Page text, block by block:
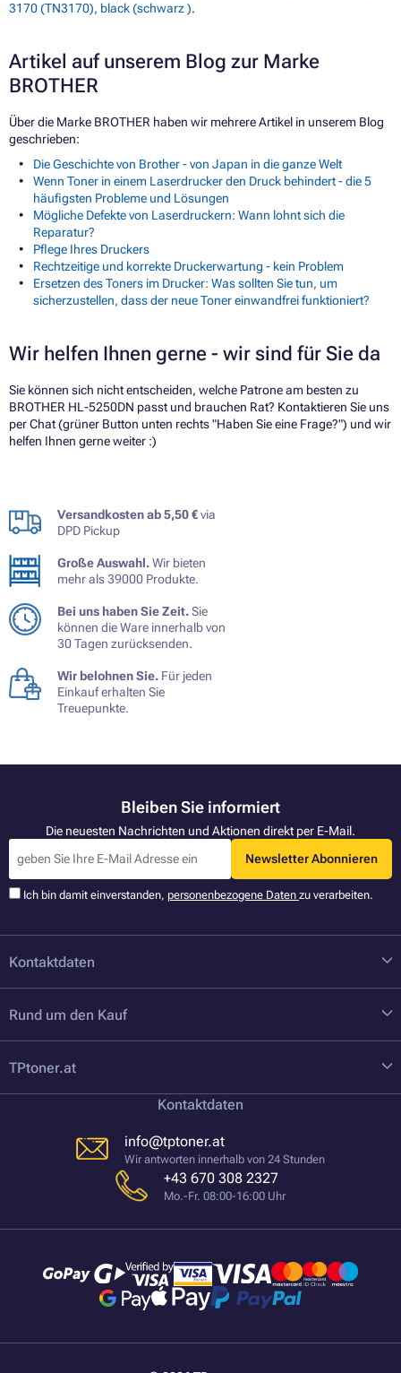
3170 (TN3170), black (schwarz ).
Artikel auf unserem Blog zur Marke
BROTHER
Über die Marke BROTHER haben wir mehrere Artikel in unserem Blog
geschrieben:
Die Geschichte von Brother - von Japan in die ganze Welt
Wenn Toner in einem Laserdrucker den Druck behindert - die 5
häufigsten Probleme und Lösungen
Mögliche Defekte von Laserdruckern: Wann lohnt sich die
Reparatur?
Pflege Ihres Druckers
Rechtzeitige und korrekte Druckerwartung - kein Problem
Ersetzen des Toners im Drucker: Was sollten Sie tun, um
sicherzustellen, dass der neue Toner einwandfrei funktioniert?
Wir helfen Ihnen gerne - wir sind für Sie da
Sie können sich nicht entscheiden, welche Patrone am besten zu
BROTHER HL-5250DN passt und brauchen Rat? Kontaktieren Sie uns
per Chat (grüner Button unten rechts "Haben Sie eine Frage?") und wir
helfen Ihnen gerne weiter :)
Versandkosten ab 5,50 €via
DPD Pickup
Große Auswahl.Wir bieten
mehr als 39000 Produkte.
Bei uns haben Sie Zeit.Sie
können die Ware innerhalb von
30 Tagen zurücksenden.
Wir belohnen Sie. Für jeden
Einkauf erhalten Sie
Treuepunkte.
Bleiben Sie informiert
Die neuesten Nachrichten und Aktionen direkt per E-Mail.
Newsletter Abonnieren
Ich bin damit einverstanden, personenbezogene Daten zu verarbeiten.
Kontaktdaten
Rund um den Kauf
TPtoner.at
Kontaktdaten
info@tptoner.at
Wir antworten innerhalb von 24 Stunden
+43 670 308 2327
Mo.-Fr. 08:00-16:00 Uhr